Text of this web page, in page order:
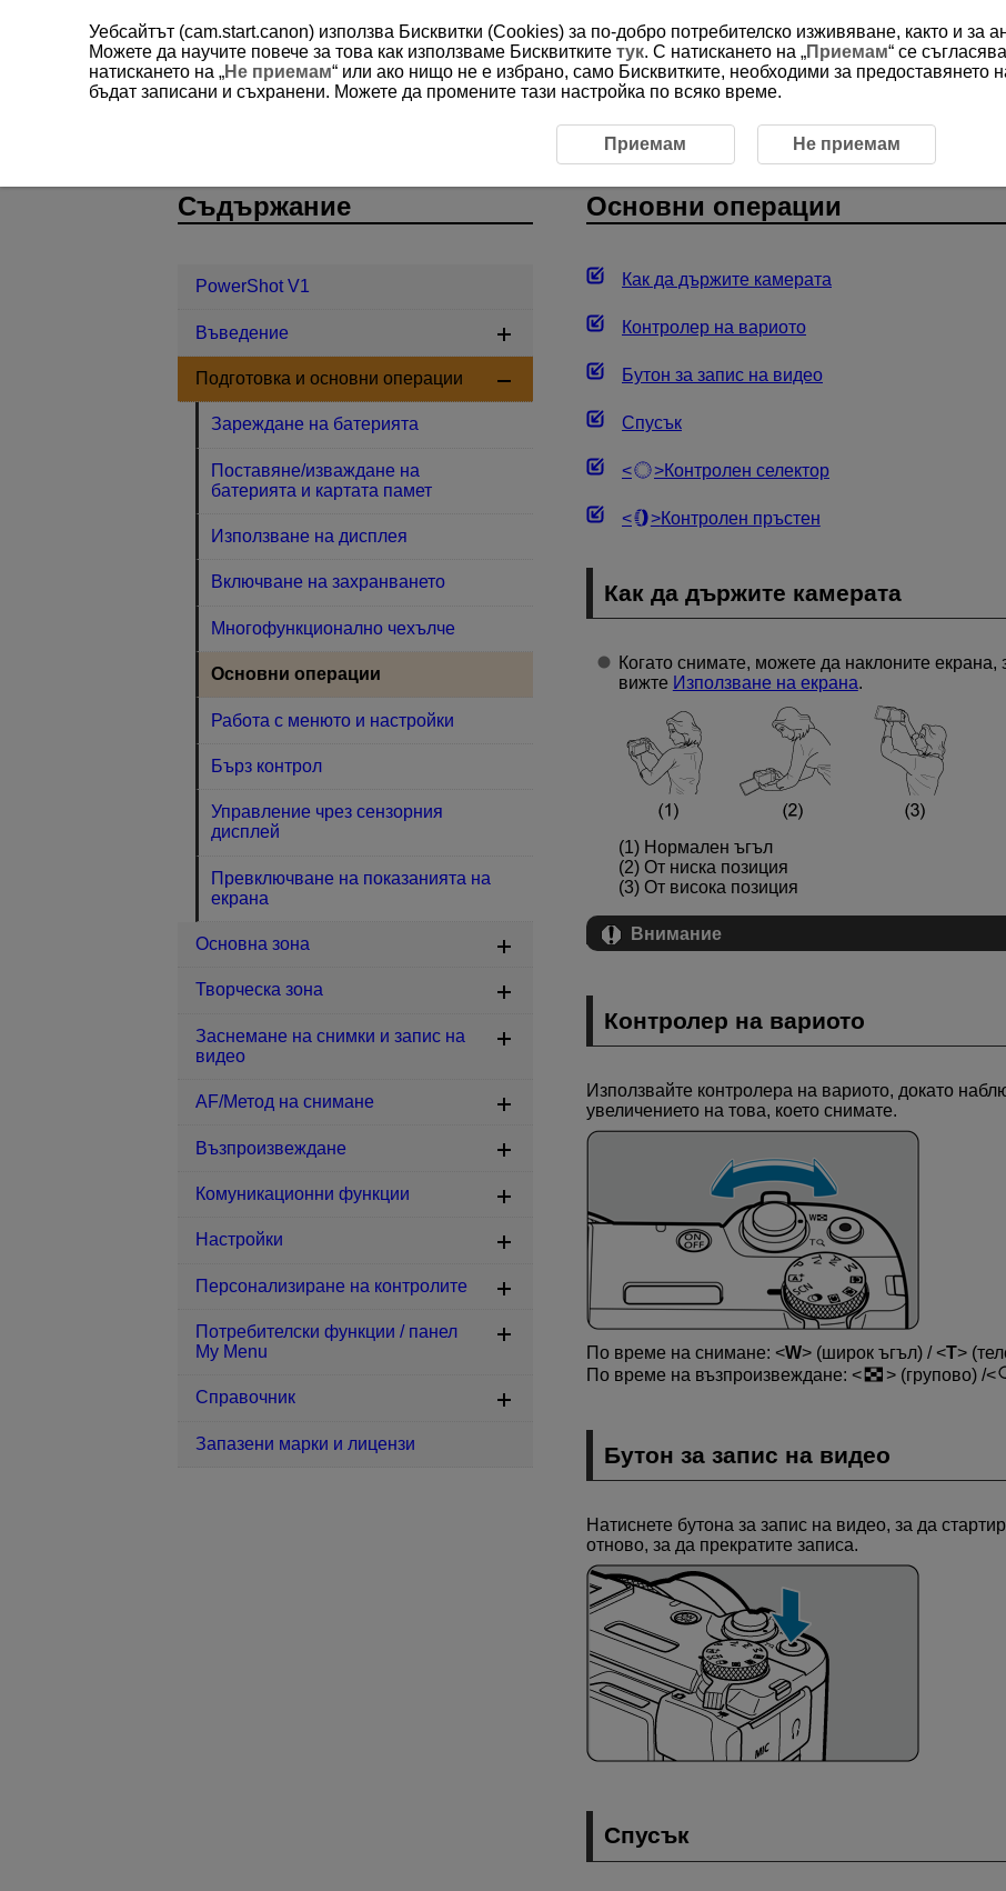
PowerShot V1 Подготовка и основни операции Основни операции
Основни операции
Как да държите камерата
Контролер на вариото
Бутон за запис на видео
Спусък
Контролен селектор
Контролен пръстен
Как да държите камерата
Когато снимате, можете да наклоните екрана,
вижте Използване на екрана.
(1) Нормален ъгъл
(2) От ниска позиция
(3) От висока позиция
Внимание
Контролер на вариото
Използвайте контролера на вариото, докато
увеличението на това, което снимате.
По време на снимане: W (широк ъгъл) / T
По време на възпроизвеждане:
(групово) /
Бутон за запис на видео
Натиснете бутона за запис на видео, за да
отново, за да прекратите записа.
Спусък
Съдържание
PowerShot V1
Въведение
Подготовка и основни операции
Зареждане на батерията
Поставяне/изваждане на
батерията и картата памет
Използване на дисплея
Включване на захранването
Многофункционално чехълче
Основни операции
Работа с менюто и настройки
Бърз контрол
Управление чрез сензорния
дисплей
Превключване на показанията на
екрана
Основна зона
Творческа зона
Заснемане на снимки и запис на
видео
AF/Метод на снимане
Възпроизвеждане
Комуникационни функции
Настройки
Персонализиране на контролите
Потребителски функции / панел
My Menu
Справочник
Запазени марки и лицензи
Уебсайтът (cam.start.canon) използва Бисквитки (Cookies) за по-добро потребителско изживяване, както и за
Можете да научите повече за това как използваме Бисквитките тук. С натискането на „Приемам“ се
натискането на „Не приемам“ или ако нищо не е избрано, само Бисквитките, необходими за
бъдат записани и съхранени. Можете да промените тази настройка по всяко време.
Приемам Не приемам